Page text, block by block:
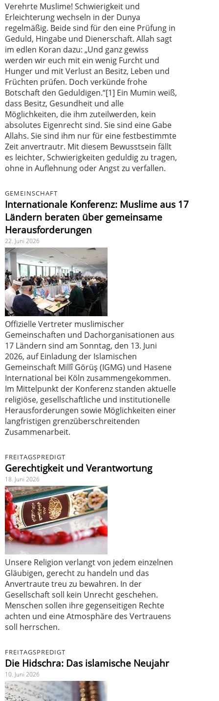
Verehrte Muslime! Schwierigkeit und
Erleichterung wechseln in der Dunya
regelmäßig. Beide sind für den eine Prüfung in
Geduld, Hingabe und Dienerschaft. Allah sagt
im edlen Koran dazu: „Und ganz gewiss
werden wir euch mit ein wenig Furcht und
Hunger und mit Verlust an Besitz, Leben und
Früchten prüfen. Doch verkünde frohe
Botschaft den Geduldigen.“[1] Ein Mumin weiß,
dass Besitz, Gesundheit und alle
Möglichkeiten, die ihm zuteilwerden, kein
absolutes Eigenrecht sind. Sie sind eine Gabe
Allahs. Sie sind ihm nur für eine festbestimmte
Zeit anvertrautr. Mit diesem Bewusstsein fällt
es leichter, Schwierigkeiten geduldig zu tragen,
ohne in Auflehnung oder Angst zu verfallen.
GEMEINSCHAFT
Internationale Konferenz: Muslime aus 17
Ländern beraten über gemeinsame
Herausforderungen
22. Juni 2026
Offizielle Vertreter muslimischer
Gemeinschaften und Dachorganisationen aus
17 Ländern sind am Sonntag, den 13. Juni
2026, auf Einladung der Islamischen
Gemeinschaft Millî Görüş (IGMG) und Hasene
International bei Köln zusammengekommen.
Im Mittelpunkt der Konferenz standen aktuelle
religiöse, gesellschaftliche und institutionelle
Herausforderungen sowie Möglichkeiten einer
langfristigen grenzüberschreitenden
Zusammenarbeit.
FREITAGSPREDIGT
Gerechtigkeit und Verantwortung
18. Juni 2026
Unsere Religion verlangt von jedem einzelnen
Gläubigen, gerecht zu handeln und das
Anvertraute treu zu bewahren. In der
Gesellschaft soll kein Unrecht geschehen.
Menschen sollen ihre gegenseitigen Rechte
achten und eine Atmosphäre des Vertrauens
soll herrschen.
FREITAGSPREDIGT
Die Hidschra: Das islamische Neujahr
10. Juni 2026